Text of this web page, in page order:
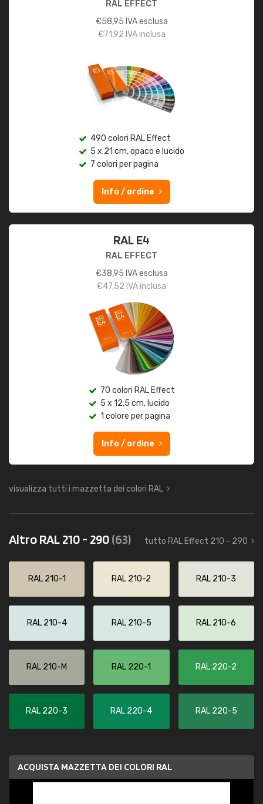
RAL EFFECT
€58,95 IVA esclusa
€71,92 IVA inclusa
490 colori RAL Effect
5 x 21 cm, opaco e lucido
7 colori per pagina
Info / ordine
RAL E4
RAL EFFECT
€38,95 IVA esclusa
€47,52 IVA inclusa
70 colori RAL Effect
5 x 12,5 cm, lucido
1 colore per pagina
Info / ordine
visualizza tutti i mazzetta dei colori RAL
Altro RAL 210 - 290(63) tutto RAL Effect 210 - 290
RAL 210-1 RAL 210-2 RAL 210-3
RAL 210-4 RAL 210-5 RAL 210-6
RAL 210-M RAL 220-1 RAL 220-2
RAL 220-3 RAL 220-4 RAL 220-5
ACQUISTA MAZZETTA DEI COLORI RAL